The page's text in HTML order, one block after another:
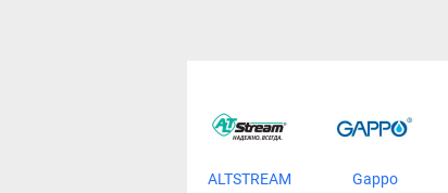
ALTSTREAM Gappo